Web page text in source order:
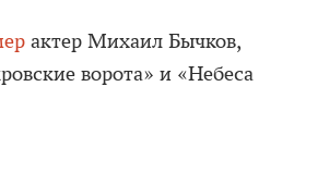
актер Михаил Бычков,
ворота» и «Небеса